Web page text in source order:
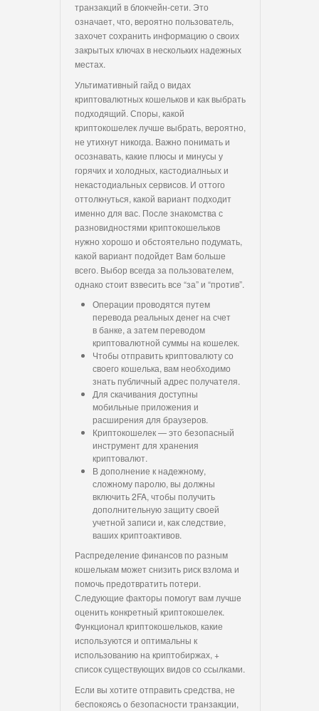
транзакций в блокчейн-сети. Это
означает, что, вероятно пользователь,
захочет сохранить информацию о своих
закрытых ключах в нескольких надежных
местах.
Ультимативный гайд о видах
криптовалютных кошельков и как выбрать
подходящий. Споры, какой
криптокошелек лучше выбрать, вероятно,
не утихнут никогда. Важно понимать и
осознавать, какие плюсы и минусы у
горячих и холодных, кастодиалньых и
некастодиальных сервисов. И оттого
оттолкнуться, какой вариант подходит
именно для вас. После знакомства с
разновидностями криптокошельков
нужно хорошо и обстоятельно подумать,
какой вариант подойдет Вам больше
всего. Выбор всегда за пользователем,
однако стоит взвесить все “за” и “против”.
Операции проводятся путем
перевода реальных денег на счет
в банке, а затем переводом
криптовалютной суммы на кошелек.
Чтобы отправить криптовалюту со
своего кошелька, вам необходимо
знать публичный адрес получателя.
Для скачивания доступны
мобильные приложения и
расширения для браузеров.
Криптокошелек — это безопасный
инструмент для хранения
криптовалют.
В дополнение к надежному,
сложному паролю, вы должны
включить 2FA, чтобы получить
дополнительную защиту своей
учетной записи и, как следствие,
ваших криптоактивов.
Распределение финансов по разным
кошелькам может снизить риск взлома и
помочь предотвратить потери.
Следующие факторы помогут вам лучше
оценить конкретный криптокошелек.
Функционал криптокошельков, какие
используются и оптимальны к
использованию на криптобиржах, +
список существующих видов со ссылками.
Если вы хотите отправить средства, не
беспокоясь о безопасности транзакции,